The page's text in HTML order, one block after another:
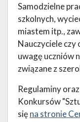
Samodzielne
szkolnych,
miastem itp.,
Nauczyciele
uwagę uczniów
związane z
Regulaminy
Konkursów
sięna stronie